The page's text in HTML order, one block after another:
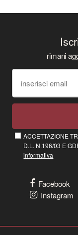
rimani
ACCETTAZIONE
D.L. N.196/03 E
informativa
Facebook
Instagram